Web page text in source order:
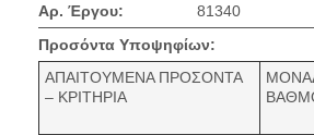
Αρ. Έργου:
81340
Προσόντα Υποψηφίων:
ΑΠΑΙΤΟΥΜΕΝΑ ΠΡΟΣΟΝΤΑ
– ΚΡΙΤΗΡΙΑ